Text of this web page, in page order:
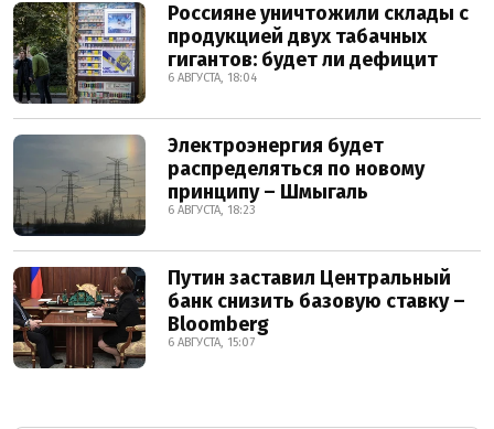
Россияне уничтожили склады с
продукцией двух табачных
гигантов: будет ли дефицит
6 АВГУСТА, 18:04
Электроэнергия будет
распределяться по новому
принципу – Шмыгаль
6 АВГУСТА, 18:23
Путин заставил Центральный
банк снизить базовую ставку –
Bloomberg
6 АВГУСТА, 15:07